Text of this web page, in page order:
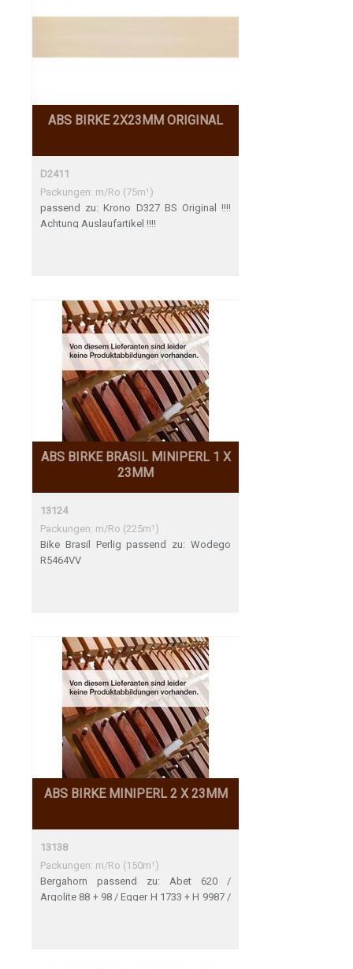
ABS BIRKE 2X23MM ORIGINAL
D2411
Packungen: m/Ro (75m¹)
passend zu: Krono D327 BS Original !!!!
Achtung Auslaufartikel !!!!
ABS BIRKE BRASIL MINIPERL 1 X
23MM
13124
Packungen: m/Ro (225m¹)
Bike Brasil Perlig passend zu: Wodego
R5464VV
ABS BIRKE MINIPERL 2 X 23MM
13138
Packungen: m/Ro (150m¹)
Bergahorn passend zu: Abet 620 /
Argolite 88 + 98 / Egger H 1733 + H 9987 /